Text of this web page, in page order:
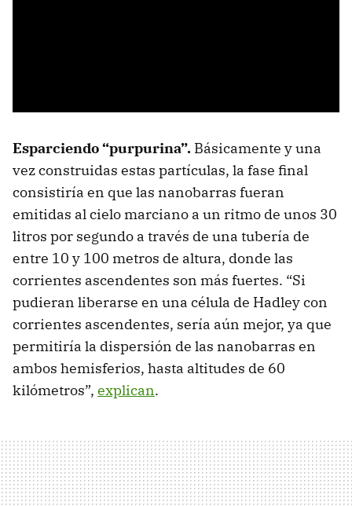
Esparciendo “purpurina”. Básicamente y una
vez construidas estas partículas, la fase final
consistiría en que las nanobarras fueran
emitidas al cielo marciano a un ritmo de unos 30
litros por segundo a través de una tubería de
entre 10 y 100 metros de altura, donde las
corrientes ascendentes son más fuertes. “Si
pudieran liberarse en una célula de Hadley con
corrientes ascendentes, sería aún mejor, ya que
permitiría la dispersión de las nanobarras en
ambos hemisferios, hasta altitudes de 60
kilómetros”, explican.